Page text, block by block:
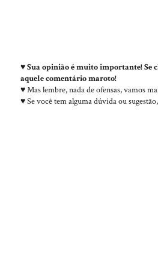
♥Sua opinião é muito importante! Se
aquele comentário maroto!
♥ Mas lembre, nada de ofensas, vamos
♥ Se você tem alguma dúvida ou